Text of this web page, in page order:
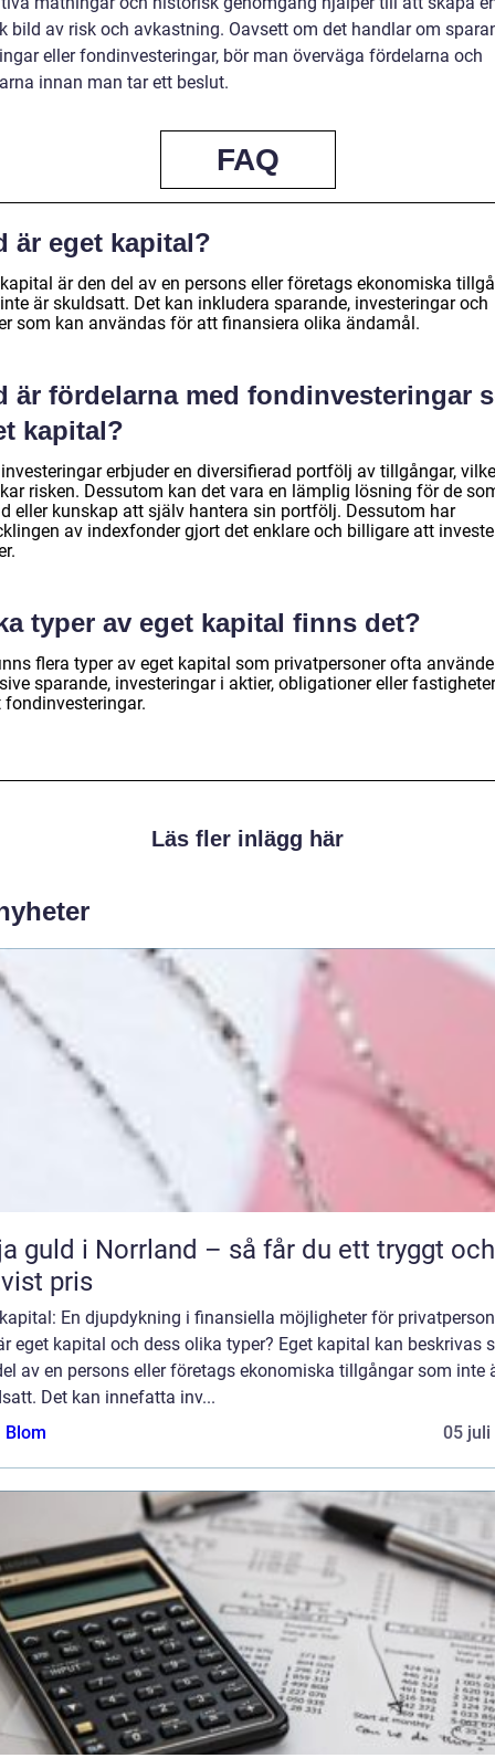
bild av risk och avkastning. Oavsett om det handlar om
eller fondinvesteringar, bör man överväga fördelarna och
innan man tar ett beslut.
FAQ
är eget kapital?
är den del av en persons eller företags ekonomiska
är skuldsatt. Det kan inkludera sparande, investeringar och
som kan användas för att finansiera olika ändamål.
är fördelarna med fondinvesteringar
kapital?
erbjuder en diversifierad portfölj av tillgångar,
risken. Dessutom kan det vara en lämplig lösning för de
eller kunskap att själv hantera sin portfölj. Dessutom har
av indexfonder gjort det enklare och billigare att
typer av eget kapital finns det?
flera typer av eget kapital som privatpersoner ofta
sparande, investeringar i aktier, obligationer eller
fondinvesteringar.
Läs fler inlägg här
guld i Norrland – så får du ett tryggt och
pris
En djupdykning i finansiella möjligheter för
eget kapital och dess olika typer? Eget kapital kan beskrivas
av en persons eller företags ekonomiska tillgångar som inte
Det kan innefatta inv...
Blom
05 juli